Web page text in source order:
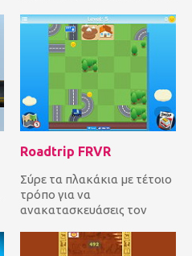
στο...
Roadtrip FRVR
Σύρε τα πλακάκια με τέτοιο
τρόπο για να
ανακατασκευάσεις τον
να μπορεί να...